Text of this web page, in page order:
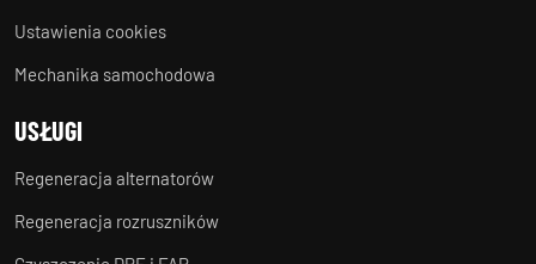
Ustawienia cookies
Mechanika samochodowa
USŁUGI
Regeneracja alternatorów
Regeneracja rozruszników